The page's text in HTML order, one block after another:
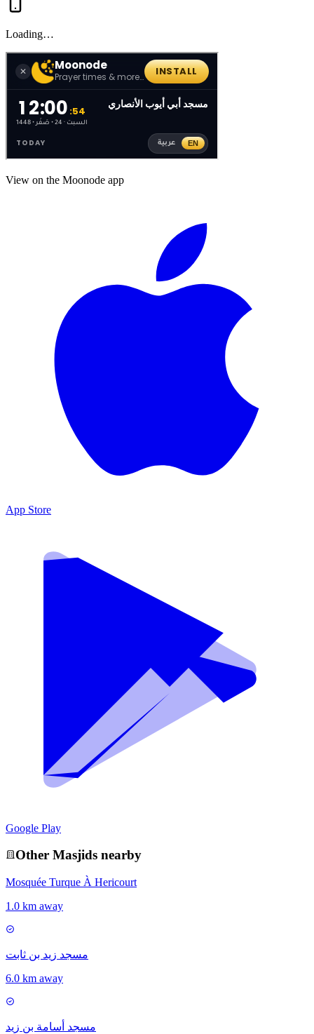
Loading…
View on the Moonode app
App Store
Google Play
Other Masjids nearby
Mosquée Turque À Hericourt
1.0 km away
مسجد زيد بن ثابت
6.0 km away
مسجد أسامة بن زيد